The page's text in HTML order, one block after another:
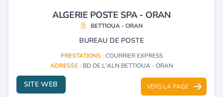
ALGERIE POSTE SPA - ORAN
BETTIOUA - ORAN
BUREAU DE POSTE
PRESTATIONS :COURRIER EXPRESS
ADRESSE : BD DE L'ALN BETTIOUA - ORAN
SITE WEB VERS LA PAGE